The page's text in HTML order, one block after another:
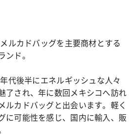
ルカドバッグを主要商材とする
ンド。
代後半にエネルギッシュな人々
了され、年に数回メキシコへ訪れ
ルカドバッグと出会います。軽く
に可能性を感じ、国内に輸入、販